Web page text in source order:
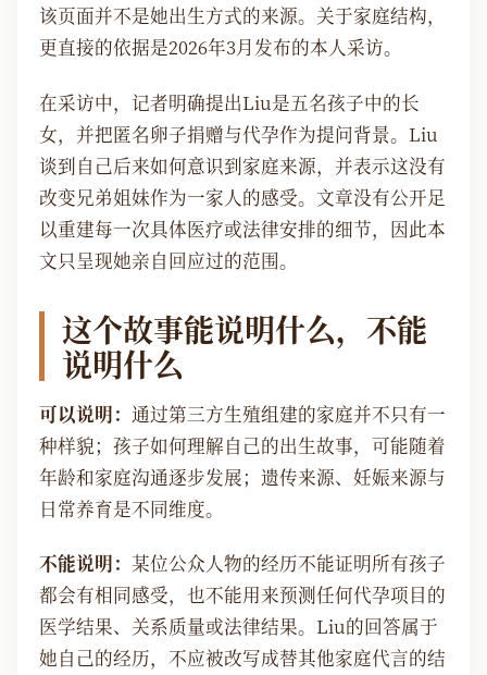
该页面并不是她出生方式的来源。关于家庭结构，
更直接的依据是2026年3月发布的本人采访。
在采访中，记者明确提出Liu是五名孩子中的长
女，并把匿名卵子捐赠与代孕作为提问背景。Liu
谈到自己后来如何意识到家庭来源，并表示这没有
改变兄弟姐妹作为一家人的感受。文章没有公开足
以重建每一次具体医疗或法律安排的细节，因此本
文只呈现她亲自回应过的范围。
这个故事能说明什么，不能
说明什么
可以说明： 通过第三方生殖组建的家庭并不只有一
种样貌；孩子如何理解自己的出生故事，可能随着
年龄和家庭沟通逐步发展；遗传来源、妊娠来源与
日常养育是不同维度。
不能说明： 某位公众人物的经历不能证明所有孩子
都会有相同感受，也不能用来预测任何代孕项目的
医学结果、关系质量或法律结果。Liu的回答属于
她自己的经历，不应被改写成替其他家庭代言的结